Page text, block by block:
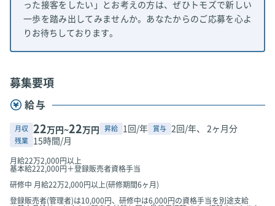
った接客をしたい」とお考えの方は、ぜひトモズで新しい
一歩を踏み出してみませんか。あなたからのご応募を心よ
りお待ちしております。
募集要項
給与
月収 22万円~22万円 昇給 1回/年 賞与 2回/年、 2ヶ月分
残業 15時間/月
月給22万2,000円以上
基本給222,000円＋登録販売者資格手当
研修中 月給22万2,000円以上(研修期間6ヶ月)
登録販売者(管理者)は10,000円、研修中は6,000円の資格手当を別途支給